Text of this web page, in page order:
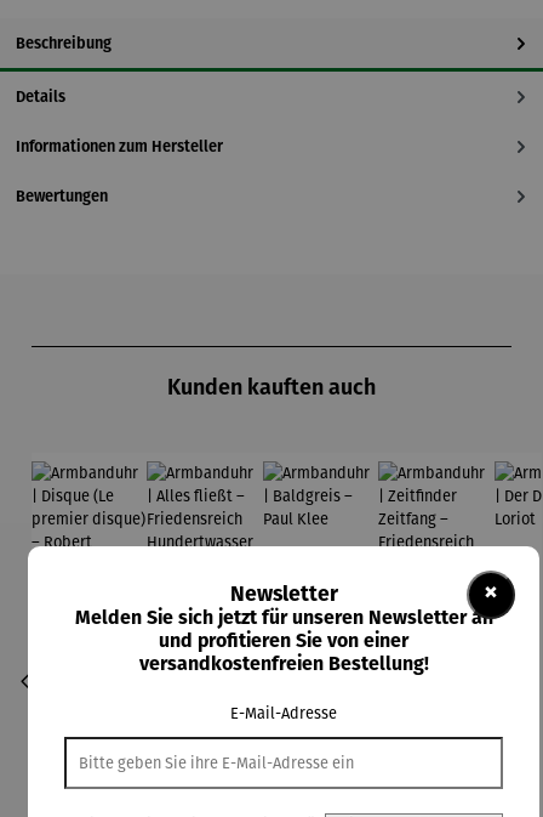
Beschreibung
Details
Informationen zum Hersteller
Bewertungen
Kunden kauften auch
×
Newsletter
Melden Sie sich jetzt für unseren Newsletter an
und profitieren Sie von einer
versandkostenfreien Bestellung!
E-Mail-Adresse